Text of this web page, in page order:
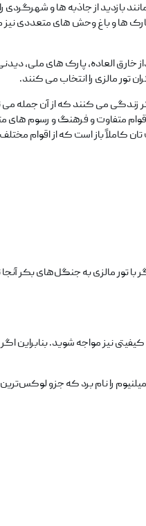
بازدید از جاذبه‌ ها و
پارک‌ ها و باغ وحش‌ های
خارق‌ العاده، پارک‌ های
تور مالزی را انتخاب می‌ کنند.
می‌ کنند که از آن جمله می‌
متفاوت و فرهنگ و رسوم‌ های
کاملاً باز است که از اقوام
تور مالزی به جنگل‌های بکر
نیز مواجه شوید. بنابراین
را نام برد که جزو